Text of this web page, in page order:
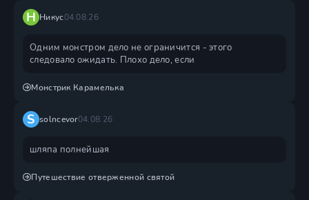
Н Никус04.08.26
Одним монстром дело не ограничится - этого
следовало ожидать. Плохо дело, если
Монстрик Карамелька
S solncevor04.08.26
шляпа полнейшая
Путешествие отверженной святой